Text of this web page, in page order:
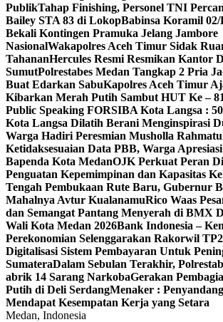
PublikTahap Finishing, Personel TNI
Bailey STA 83 di LokopBabinsa Koramil 02/
Bekali Kontingen Pramuka Jelang Jambore
NasionalWakapolres Aceh Timur Sidak
TahananHercules Resmi Resmikan Kantor
SumutPolrestabes Medan Tangkap 2 Pria
Buat Edarkan SabuKapolres Aceh Timur
Kibarkan Merah Putih Sambut HUT Ke –
Public Speaking FORSIBA Kota Langsa :
Kota Langsa Dilatih Berani Menginspirasi
Warga Hadiri Peresmian Musholla
Ketidaksesuaian Data PBB, Warga
Bapenda Kota MedanOJK Perkuat Peran
Penguatan Kepemimpinan dan Kapasitas
Tengah Pembukaan Rute Baru, Gubernur
Mahalnya Avtur KualanamuRico Waas
dan Semangat Pantang Menyerah di BMX
Wali Kota Medan 2026Bank Indonesia –
Perekonomian Selenggarakan Rakorwil
Digitalisasi Sistem Pembayaran Untuk
SumateraDalam Sebulan Terakhir,
abrik 14 Sarang NarkobaGerakan
Putih di Deli SerdangMenaker :
Mendapat Kesempatan Kerja yang Setara
Medan, Indonesia